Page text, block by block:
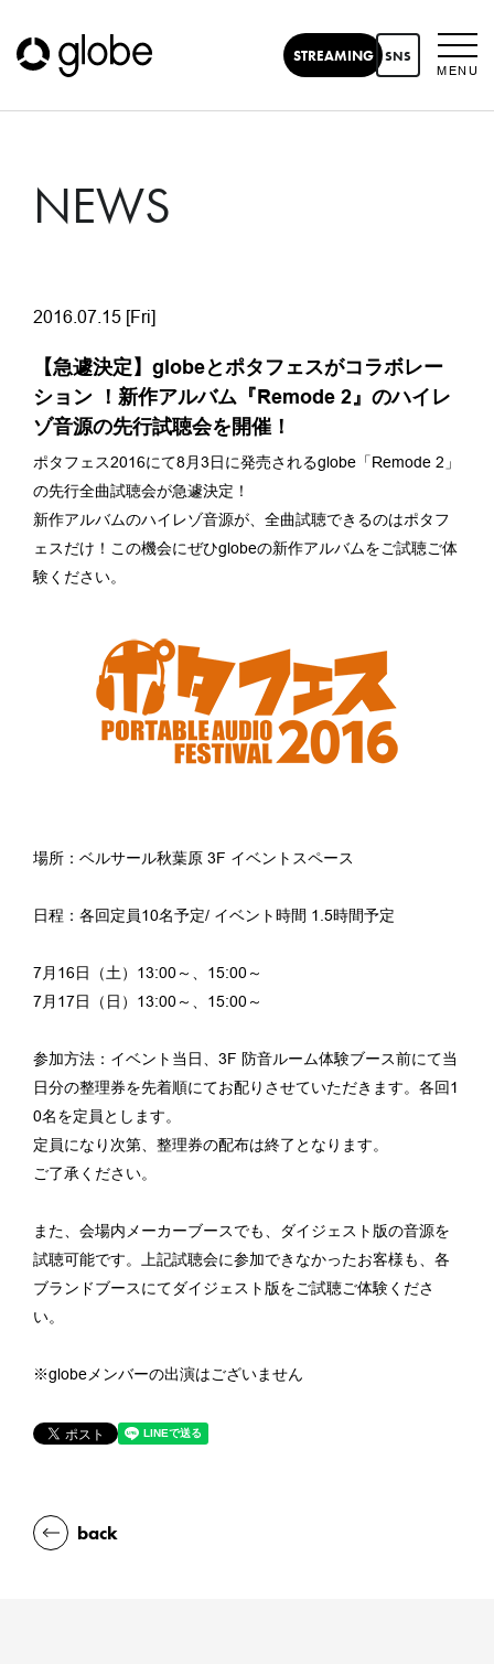
STREAMING SNS
MENU
NEWS
2016.07.15 [Fri]
【急遽決定】globeとポタフェスがコラボレー
ション ！新作アルバム『Remode 2』のハイレ
ゾ音源の先行試聴会を開催！
ポタフェス2016にて8月3日に発売されるglobe「Remode 2」
の先行全曲試聴会が急遽決定！
新作アルバムのハイレゾ音源が、 全曲試聴できるのはポタフ
ェスだけ！ この機会にぜひglobeの新作アルバムをご試聴ご体
験ください。
場所：ベルサール秋葉原 3F イベントスペース
日程：各回定員10名予定/ イベント時間 1.5時間予定
7月16日（土）13:00～、15:00～
7月17日（日）13:00～、15:00～
参加方法：イベント当日、3F 防音ルーム体験ブース前にて当
日分の整理券を先着順にてお配りさせていただきます。各回1
0名を定員とします。
定員になり次第、整理券の配布は終了となります。
ご了承ください。
また、会場内メーカーブースでも、
ダイジェスト版の音源を
試聴可能です。 上記試聴会に参加できなかったお客様も、 各
ブランドブースにてダイジェスト版をご試聴ご体験くださ
い。
※globeメンバーの出演はございません
back